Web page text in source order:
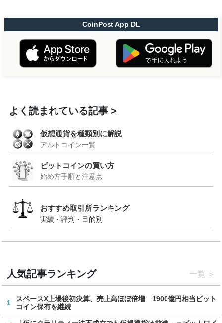
CoinPost App DL
よく読まれている記事
仮想通貨を種類別に解説
アルトコイン一覧
ビットコインの買い方
始め方手順と注意点
おすすめ取引所ランキング
実績・評判・目的別
人気記事ランキング 一覧
1
スペースX上場後初決算、売上高ほぼ倍増 1900億円相当ビット
コイン保有を継続